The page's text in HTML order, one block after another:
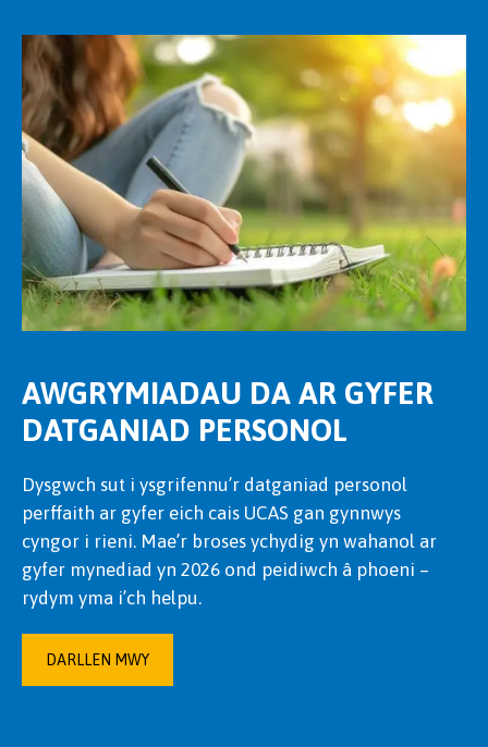
AWGRYMIADAU DA AR GYFER
DATGANIAD PERSONOL
Dysgwch sut i ysgrifennu’r datganiad personol
perffaith ar gyfer eich cais UCAS gan gynnwys
cyngor i rieni. Mae’r broses ychydig yn wahanol ar
gyfer mynediad yn 2026 ond peidiwch â phoeni –
rydym yma i’ch helpu.
DARLLEN MWY